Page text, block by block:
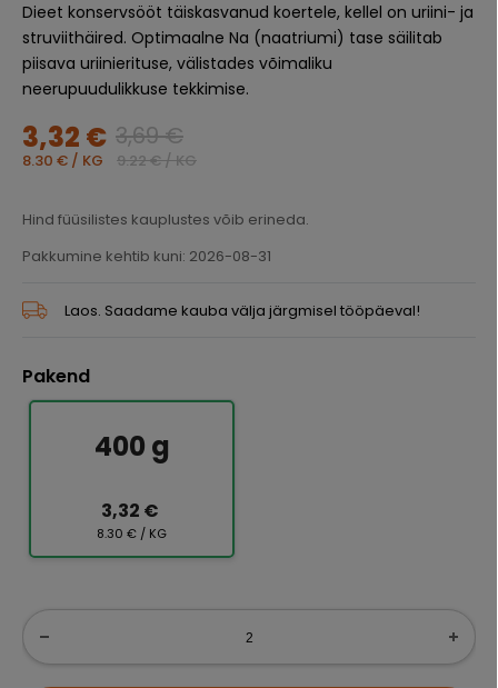
Dieet konservsööt täiskasvanud koertele, kellel on uriini- ja
struviithäired. Optimaalne Na (naatriumi) tase säilitab
piisava uriinierituse, välistades võimaliku
neerupuudulikkuse tekkimise.
3,32 € 3,69 €
8.30 € / KG 9.22 € / KG
Hind füüsilistes kauplustes võib erineda.
Pakkumine kehtib kuni: 2026-08-31
Laos. Saadame kauba välja järgmisel tööpäeval!
Pakend
400 g
3,32 €
8.30 € / KG